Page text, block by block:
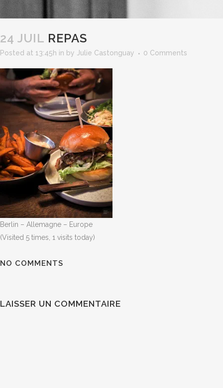
24 JUIL REPAS
Posted at 13:45h in by Julie Castonguay 0 Comments
Berlin – Allemagne – Europe
(Visited 5 times, 1 visits today)
NO COMMENTS
LAISSER UN COMMENTAIRE